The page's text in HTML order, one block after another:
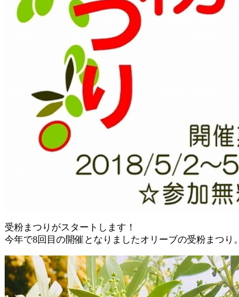
受粉まつりがスタートします！
今年で8回目の開催となりましたオリーブの受粉まつり。